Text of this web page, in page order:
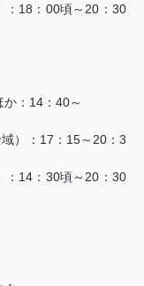
18 ： 00頃～ 20 ：30
： 14 ： 40～
）： 17 ： 15～ 20：3
14： 30頃～ 20 ：30